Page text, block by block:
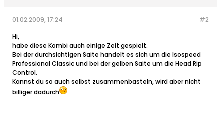
#2
01.02.2009, 17:24
Hi,
habe diese Kombi auch einige Zeit gespielt.
Bei der durchsichtigen Saite handelt es sich um die Isospeed
Professional Classic und bei der gelben Saite um die Head Rip
Control.
Kannst du so auch selbst zusammenbasteln, wird aber nicht
billiger dadurch